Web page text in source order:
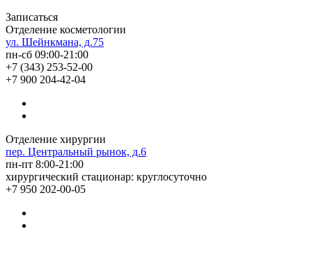
Записаться
Отделение косметологии
ул. Шейнкмана, д.75
пн-сб 09:00-21:00
+7 (343) 253-52-00
+7 900 204-42-04
Отделение хирургии
пер. Центральный рынок, д.6
пн-пт 8:00-21:00
хирургический стационар: круглосуточно
+7 950 202-00-05